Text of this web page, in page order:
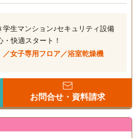
生マンション♪セキュリティ設備
快適スタート！
女子専用フロア／浴室乾燥機
お問合せ・資料請求